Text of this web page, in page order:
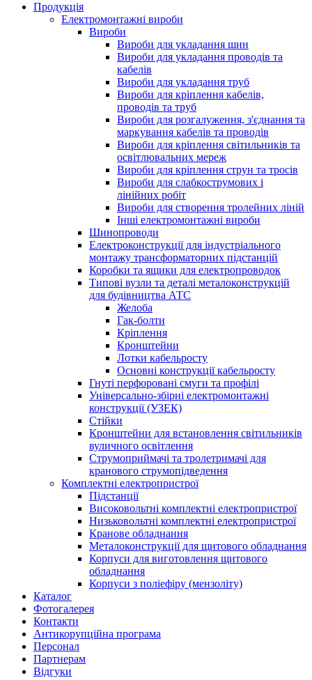
Продукція
Електромонтажні вироби
Вироби
Вироби для укладання шин
Вироби для укладання проводів та
кабелів
Вироби для укладання труб
Вироби для кріплення кабелів,
проводів та труб
Вироби для розгалуження, з'єднання та
маркування кабелів та проводів
Вироби для кріплення світильників та
освітлювальних мереж
Вироби для кріплення струн та тросів
Вироби для слабкострумових і
лінійних робіт
Вироби для створення тролейних ліній
Інші електромонтажні вироби
Шинопроводи
Електроконструкції для індустріального
монтажу трансформаторних підстанцій
Коробки та ящики для електропроводок
Типові вузли та деталі металоконструкцій
для будівництва АТС
Желоба
Гак-болти
Кріплення
Кронштейни
Лотки кабельросту
Основні конструкції кабельросту
Гнуті перфоровані смуги та профілі
Універсально-збірні електромонтажні
конструкції (УЗЕК)
Стійки
Кронштейни для встановлення світильників
вуличного освітлення
Струмоприймачі та тролетримачі для
кранового струмопідведення
Комплектні електропристрої
Підстанції
Високовольтні комплектні електропристрої
Низьковольтні комплектні електропристрої
Кранове обладнання
Металоконструкції для щитового обладнання
Корпуси для виготовлення щитового
обладнання
Корпуси з поліефіру (мензоліту)
Каталог
Фотогалерея
Контакти
Антикорупційна програма
Персонал
Партнерам
Відгуки